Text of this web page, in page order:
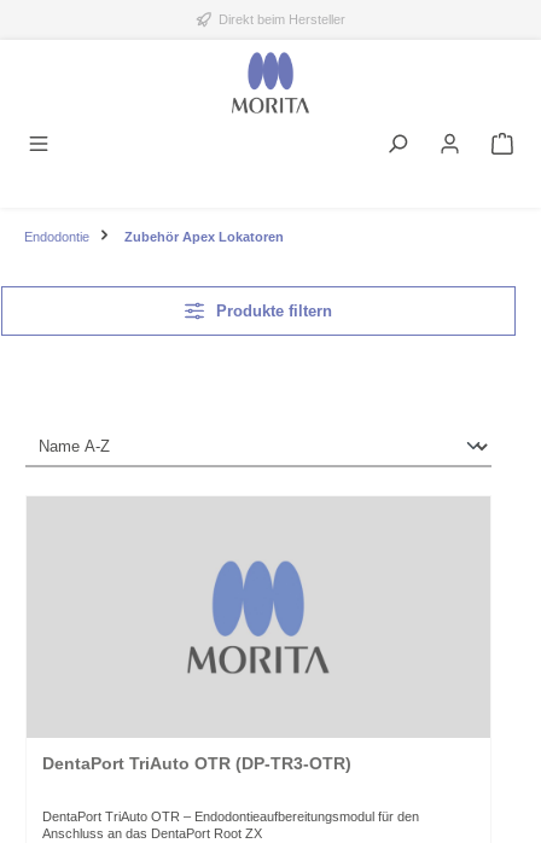
Direkt beim Hersteller
Endodontie Zubehör Apex Lokatoren
Produkte filtern
DentaPort TriAuto OTR (DP-TR3-OTR)
DentaPort TriAuto OTR – Endodontieaufbereitungsmodul für den
Anschluss an das DentaPort Root ZX